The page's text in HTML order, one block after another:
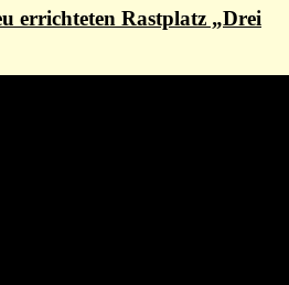
errichteten Rastplatz „Drei